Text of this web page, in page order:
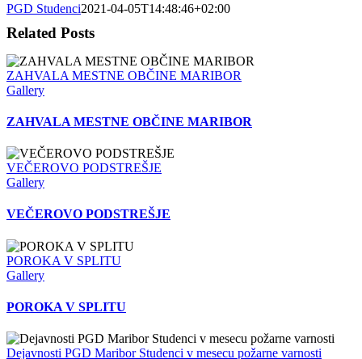
PGD Studenci2021-04-05T14:48:46+02:00
Related Posts
ZAHVALA MESTNE OBČINE MARIBOR
Gallery
ZAHVALA MESTNE OBČINE MARIBOR
VEČEROVO PODSTREŠJE
Gallery
VEČEROVO PODSTREŠJE
POROKA V SPLITU
Gallery
POROKA V SPLITU
Dejavnosti PGD Maribor Studenci v mesecu požarne varnosti